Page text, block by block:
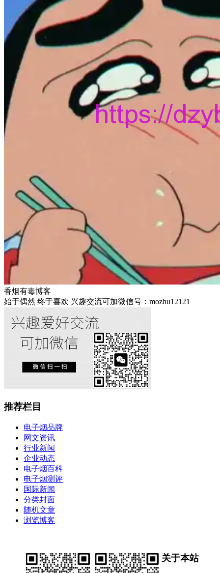
香烟有毒博客
始于偶然 终于喜欢 兴趣交流可加微信号：mozhu12121
推荐栏目
电子烟品牌
网文资讯
行业新闻
企业动态
电子烟百科
电子烟测评
国际新闻
分类封面
随机文章
浏览博客
关于本站